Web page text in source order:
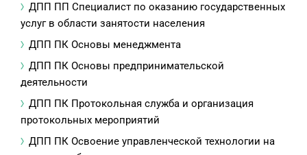
ДПП ПП Специалист по оказанию государственных
услуг в области занятости населения
ДПП ПК Основы менеджмента
ДПП ПК Основы предпринимательской
деятельности
ДПП ПК Протокольная служба и организация
протокольных мероприятий
ДПП ПК Освоение управленческой технологии на